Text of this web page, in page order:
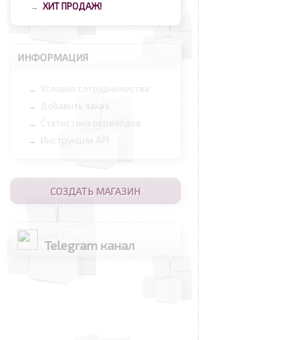
→ ХИТ ПРОДАЖ!
ИНФОРМАЦИЯ
→ Условия сотрудничества
→ Добавить заказ
→ Статистика переходов
→ Инструкции API
СОЗДАТЬ МАГАЗИН
Telegram канал